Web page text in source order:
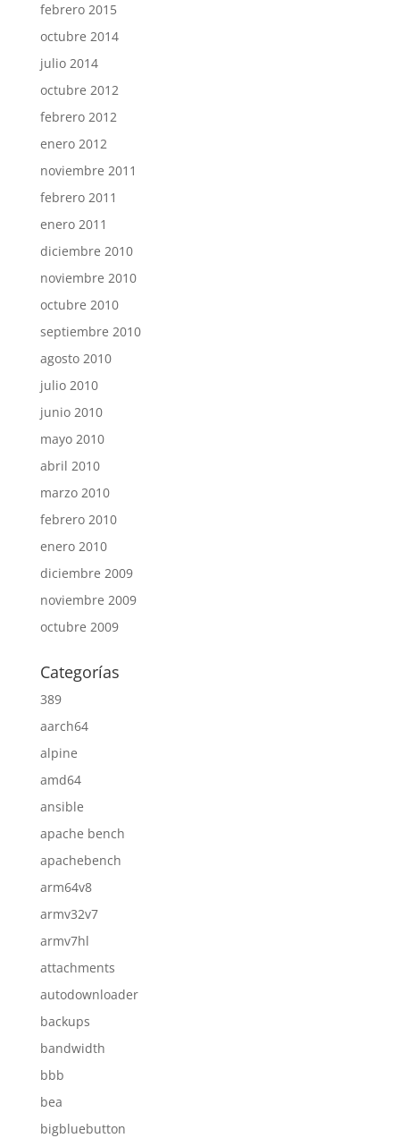
febrero 2015
octubre 2014
julio 2014
octubre 2012
febrero 2012
enero 2012
noviembre 2011
febrero 2011
enero 2011
diciembre 2010
noviembre 2010
octubre 2010
septiembre 2010
agosto 2010
julio 2010
junio 2010
mayo 2010
abril 2010
marzo 2010
febrero 2010
enero 2010
diciembre 2009
noviembre 2009
octubre 2009
Categorías
389
aarch64
alpine
amd64
ansible
apache bench
apachebench
arm64v8
armv32v7
armv7hl
attachments
autodownloader
backups
bandwidth
bbb
bea
bigbluebutton